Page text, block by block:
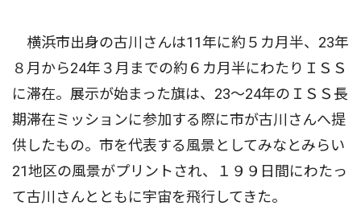
横浜市出身の古川さんは11年に約５カ月半、23年
８月から24年３月までの約６カ月半にわたりＩＳＳ
に滞在。展示が始まった旗は、23〜24年のＩＳＳ長
期滞在ミッションに参加する際に市が古川さんへ提
供したもの。市を代表する風景としてみなとみらい
21地区の風景がプリントされ、１９９日間にわたっ
て古川さんとともに宇宙を飛行してきた。